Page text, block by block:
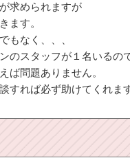
求められますが
ます。
もなく、、、
のスタッフが１名いるの
ば問題ありません。
すれば必ず助けてくれます